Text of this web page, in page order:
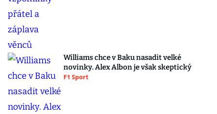
Williams chce v Baku nasadit velké
novinky. Alex Albon je však skeptický
F1 Sport